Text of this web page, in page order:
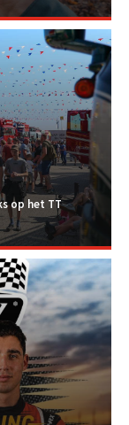
op het TT